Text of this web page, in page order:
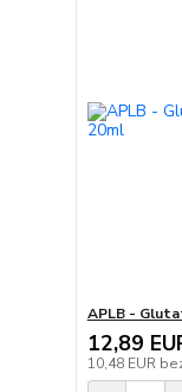
APLB -
12,89
10,48 EUR